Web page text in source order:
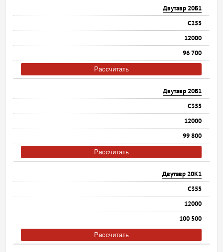
Двутавр 20Б1
С255
12000
96 700
Рассчитать
Двутавр 20Б1
С355
12000
99 800
Рассчитать
Двутавр 20К1
С355
12000
100 500
Рассчитать